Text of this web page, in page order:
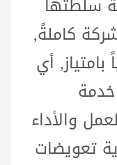
كاملةً,
أي
خدمة
والأداء
تعويضات